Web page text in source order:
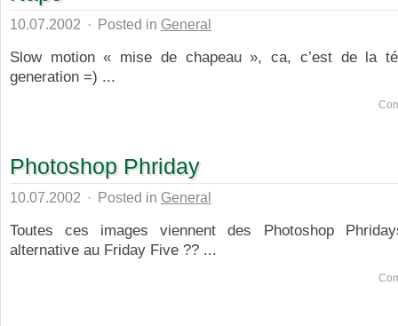
10.07.2002 · Posted in General
Slow motion « mise de chapeau », ca, c’est de la
generation =) ...
Photoshop Phriday
10.07.2002 · Posted in General
Toutes ces images viennent des Photoshop
alternative au Friday Five ?? ...